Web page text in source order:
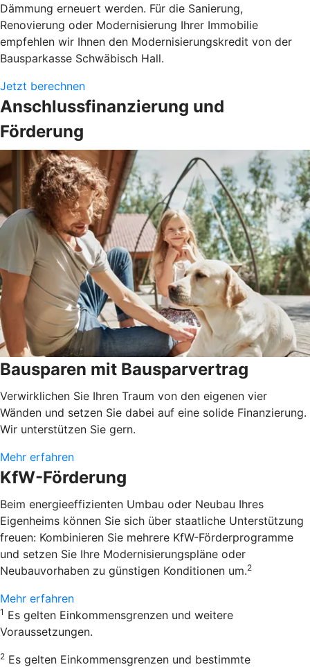
Dämmung erneuert werden. Für die Sanierung,
Renovierung oder Modernisierung Ihrer Immobilie
empfehlen wir Ihnen den Modernisierungskredit von der
Bausparkasse Schwäbisch Hall.
Jetzt berechnen
Anschlussfinanzierung und
Förderung
Bausparen mit Bausparvertrag
Verwirklichen Sie Ihren Traum von den eigenen vier
Wänden und setzen Sie dabei auf eine solide Finanzierung.
Wir unterstützen Sie gern.
Mehr erfahren
KfW-Förderung
Beim energieeffizienten Umbau oder Neubau Ihres
Eigenheims können Sie sich über staatliche Unterstützung
freuen: Kombinieren Sie mehrere KfW-Förderprogramme
und setzen Sie Ihre Modernisierungspläne oder
Neubauvorhaben zu günstigen Konditionen um.2
Mehr erfahren
1 Es gelten Einkommensgrenzen und weitere
Voraussetzungen.
2 Es gelten Einkommensgrenzen und bestimmte